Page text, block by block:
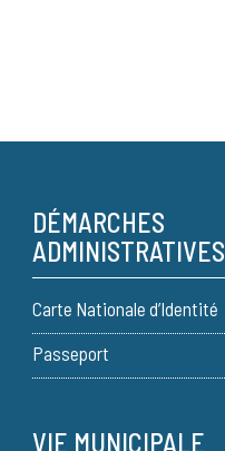
DÉMARCHES
ADMINISTRATIVES
Carte Nationale d’Identité
Passeport
VIE MUNICIPALE